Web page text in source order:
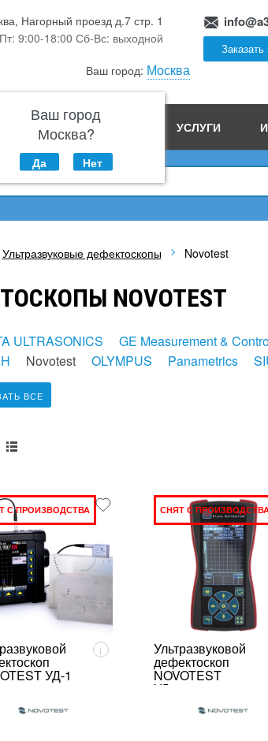
Нагорный проезд д.7 стр. 1
9:00-18:00 Сб-Вс: выходной
Ваш город: Москва
Ваш город
Москва?
Да Нет
Заказать
ПРОИЗВОДСТВО УСЛУГИ
Ультразвуковые дефектоскопы Novotest
NOVOTEST
ULTRASONICS GE Measurement &
Novotest OLYMPUS Panametrics
ВСЕ
С ПРОИЗВОДСТВА
УД-1
i
СНЯТ С
Ультразвуковой
дефектоскоп
NOVOTEST
УД2301